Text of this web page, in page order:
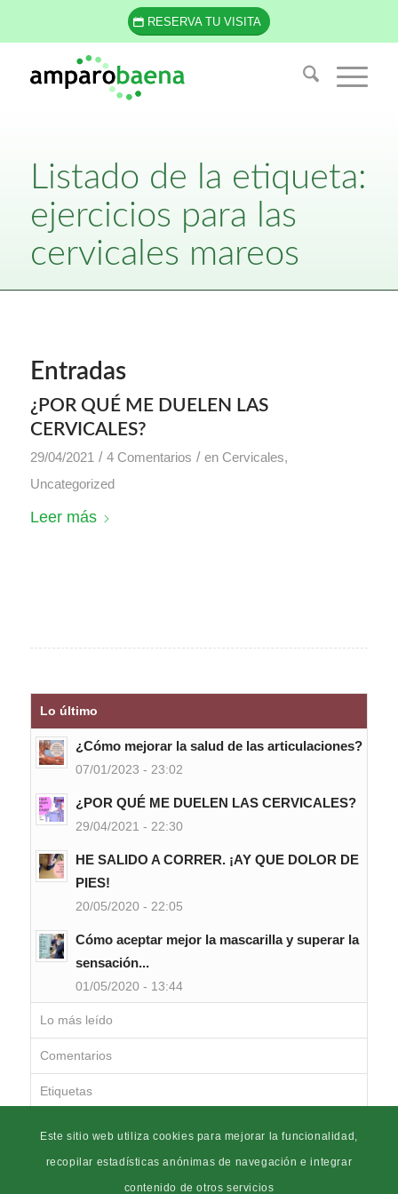
RESERVA TU VISITA
Listado de la etiqueta:
ejercicios para las
cervicales mareos
Entradas
¿POR QUÉ ME DUELEN LAS
CERVICALES?
29/04/2021 / 4 Comentarios / en Cervicales,
Uncategorized
Leer más
Lo último
¿Cómo mejorar la salud de las articulaciones?
07/01/2023 - 23:02
¿POR QUÉ ME DUELEN LAS CERVICALES?
29/04/2021 - 22:30
HE SALIDO A CORRER. ¡AY QUE DOLOR DE
PIES!
20/05/2020 - 22:05
Cómo aceptar mejor la mascarilla y superar la
sensación...
01/05/2020 - 13:44
Lo más leído
Comentarios
Etiquetas
Este sitio web utiliza cookies para mejorar la funcionalidad,
recopilar estadísticas anónimas de navegación e integrar
contenido de otros servicios